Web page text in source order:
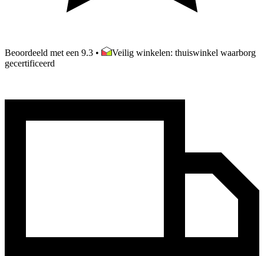
Beoordeeld met een 9.3 •
Veilig winkelen: thuiswinkel waarborg
gecertificeerd